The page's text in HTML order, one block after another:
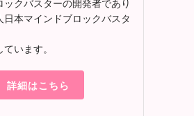
ックバスターの開発者であり
日本マインドブロックバスタ
います。
詳細はこちら